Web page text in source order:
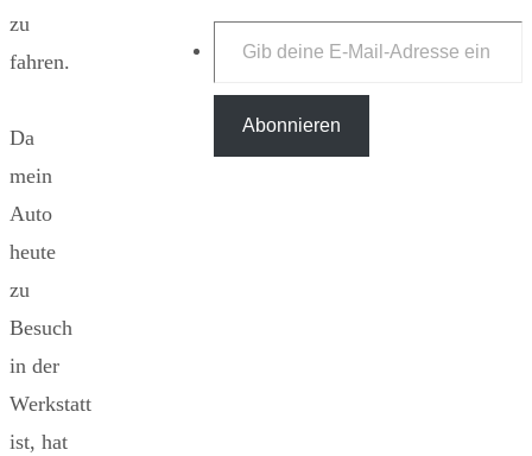
zu
fahren.
Da
mein
Auto
heute
zu
Besuch
in der
Werkstatt
ist, hat
Gib deine E-Mail-Adresse ein ...
Abonnieren